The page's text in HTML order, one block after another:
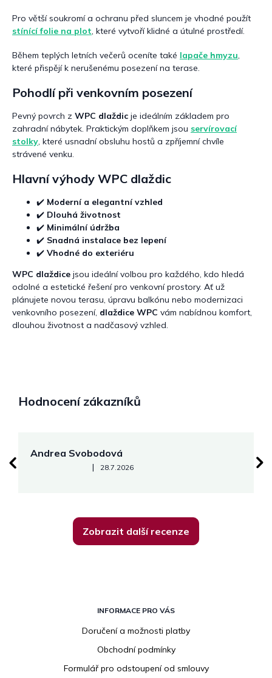
Pro větší soukromí a ochranu před sluncem je vhodné použít
stínící folie na plot, které vytvoří klidné a útulné prostředí.
Během teplých letních večerů oceníte také lapače hmyzu,
které přispějí k nerušenému posezení na terase.
Pohodlí při venkovním posezení
Pevný povrch z WPC dlaždic je ideálním základem pro
zahradní nábytek. Praktickým doplňkem jsou servírovací
stolky, které usnadní obsluhu hostů a zpříjemní chvíle
strávené venku.
Hlavní výhody WPC dlaždic
✔️ Moderní a elegantní vzhled
✔️ Dlouhá životnost
✔️ Minimální údržba
✔️ Snadná instalace bez lepení
✔️ Vhodné do exteriéru
WPC dlaždice jsou ideální volbou pro každého, kdo hledá
odolné a estetické řešení pro venkovní prostory. Ať už
plánujete novou terasu, úpravu balkónu nebo modernizaci
venkovního posezení, dlaždice WPC vám nabídnou komfort,
dlouhou životnost a nadčasový vzhled.
Hodnocení zákazníků
Andrea Svobodová
Hodnocení obchodu je 5 z 5 hvězdiček.
| 28.7.2026
Zobrazit další recenze
INFORMACE PRO VÁS
Doručení a možnosti platby
Obchodní podmínky
Formulář pro odstoupení od smlouvy